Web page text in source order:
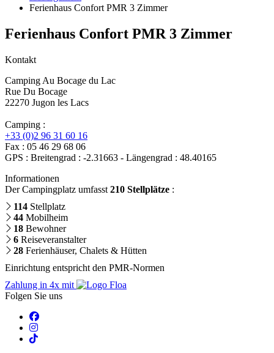
Ferienhaus Confort PMR 3 Zimmer
Ferienhaus Confort PMR 3 Zimmer
Kontakt
Camping Au Bocage du Lac
Rue Du Bocage
22270 Jugon les Lacs
Camping :
+33 (0)2 96 31 60 16
Fax : 05 46 29 68 06
GPS : Breitengrad : -2.31663 - Längengrad : 48.40165
Informationen
Der Campingplatz umfasst 210 Stellplätze :
114 Stellplatz
44 Mobilheim
18 Bewohner
6 Reiseveranstalter
28 Ferienhäuser, Chalets & Hütten
Einrichtung entspricht den PMR-Normen
Zahlung in 4x mit
Folgen Sie uns